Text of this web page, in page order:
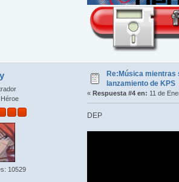
10529
Re:Música mientras
lanzamiento de KPS
« Respuesta #4 en: 11 de
DEP